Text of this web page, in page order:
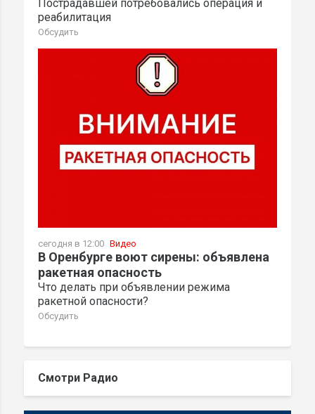
Пострадавшей потребовались операция и
реабилитация
Обсудить
сегодня в 12:00 Видео
В Оренбурге воют сирены: объявлена
ракетная опасность
Что делать при объявлении режима
ракетной опасности?
Обсудить
Смотри Радио